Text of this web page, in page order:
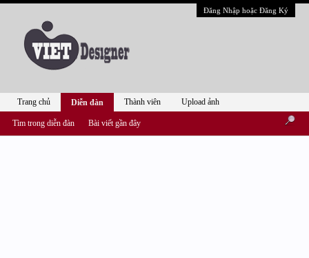
Đăng Nhập hoặc Đăng Ký
Trang chủ Diễn đàn
Tìm trong diễn đàn Bài viết gần đây
Thành viên Upload ảnh